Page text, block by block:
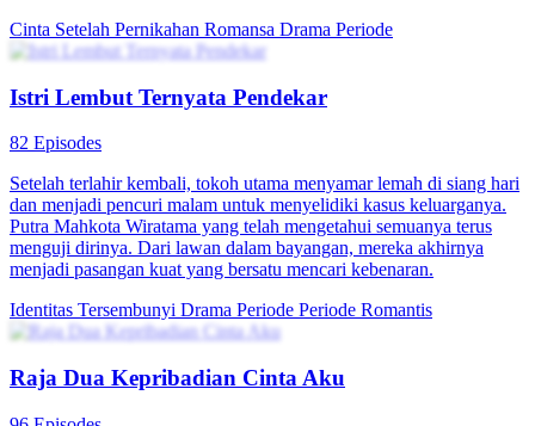
Cinta Setelah Pernikahan Romansa Drama Periode
Istri Lembut Ternyata Pendekar
82 Episodes
Setelah terlahir kembali, tokoh utama menyamar lemah di siang hari
dan menjadi pencuri malam untuk menyelidiki kasus keluarganya.
Putra Mahkota Wiratama yang telah mengetahui semuanya terus
menguji dirinya. Dari lawan dalam bayangan, mereka akhirnya
menjadi pasangan kuat yang bersatu mencari kebenaran.
Identitas Tersembunyi Drama Periode Periode Romantis
Raja Dua Kepribadian Cinta Aku